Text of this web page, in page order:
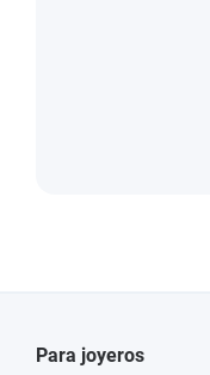
Para joyeros